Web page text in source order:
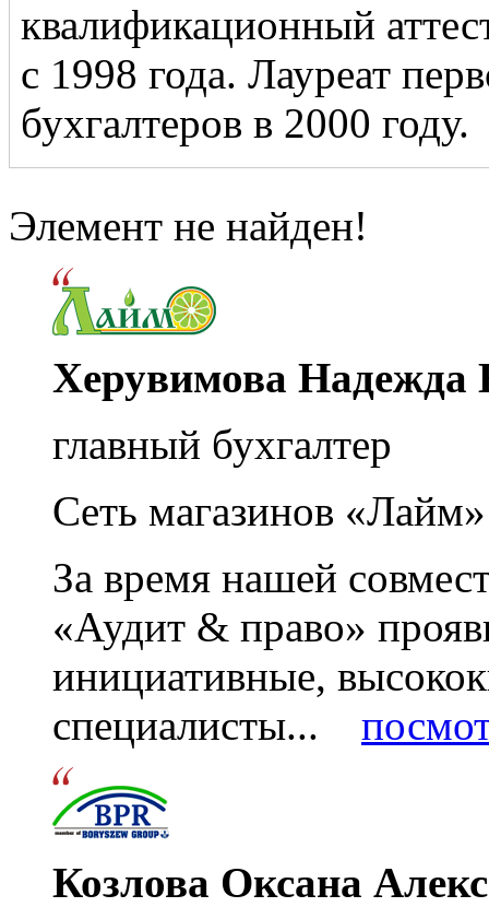
квалификационный
с 1998 года. Лауреат
бухгалтеров в 2000 году.
Элемент не найден!
Херувимова Надежда
главный бухгалтер
Сеть магазинов «Лайм»
За время нашей
«Аудит & право»
инициативные,
специалисты...
Козлова Оксана